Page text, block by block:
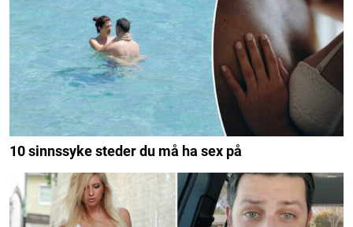
10 sinnssyke steder du må ha sex på